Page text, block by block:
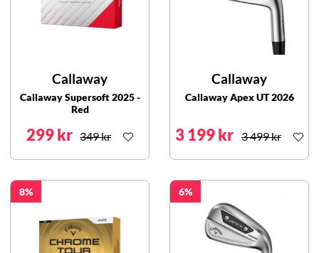
Callaway
Callaway Supersoft 2025 -
Red
299 kr 349 kr
Callaway
Callaway Apex UT 2026
3 199 kr 3 499 kr
8 6